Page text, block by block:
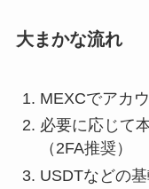
大まかな流れ
MEXCでアカ
必要に応じて
（2FA推奨）
USDTなどの